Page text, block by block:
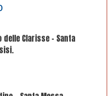
delle Clarisse – Santa
– Santa Messa.